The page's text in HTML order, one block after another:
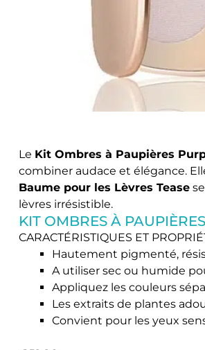
Le Kit Ombres à Paupières
combiner audace et élégance.
Baume pour les Lèvres Tease
lèvres irrésistible.
KIT OMBRES À
CARACTÉRISTIQUES ET
Hautement pigmenté,
A utiliser sec ou humide
Appliquez les couleurs
Les extraits de plantes
Convient pour les yeux